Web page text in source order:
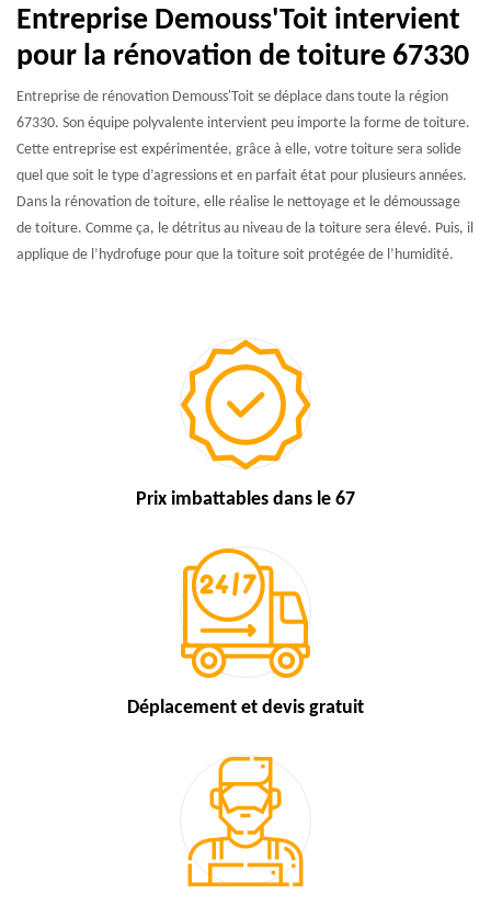
Entreprise Demouss'Toit intervient
pour la rénovation de toiture 67330
Entreprise de rénovation Demouss'Toit se déplace dans toute la région
67330. Son équipe polyvalente intervient peu importe la forme de toiture.
Cette entreprise est expérimentée, grâce à elle, votre toiture sera solide
quel que soit le type d’agressions et en parfait état pour plusieurs années.
Dans la rénovation de toiture, elle réalise le nettoyage et le démoussage
de toiture. Comme ça, le détritus au niveau de la toiture sera élevé. Puis, il
applique de l’hydrofuge pour que la toiture soit protégée de l’humidité.
Prix imbattables dans le 67
Déplacement et devis gratuit